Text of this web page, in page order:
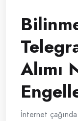
Alımı
İnternet